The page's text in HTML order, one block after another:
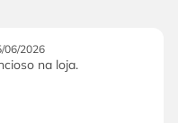
06/2026
na loja.